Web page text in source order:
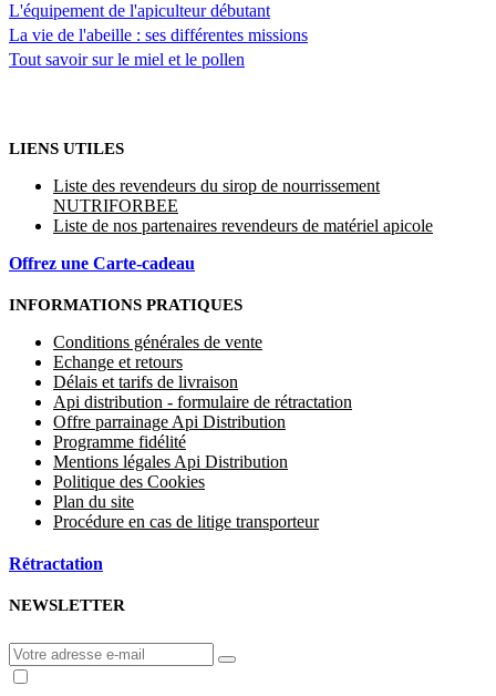
L'équipement de l'apiculteur débutant
La vie de l'abeille : ses différentes missions
Tout savoir sur le miel et le pollen
LIENS UTILES
Liste des revendeurs du sirop de nourrissement
NUTRIFORBEE
Liste de nos partenaires revendeurs de matériel apicole
Offrez une Carte-cadeau
INFORMATIONS PRATIQUES
Conditions générales de vente
Echange et retours
Délais et tarifs de livraison
Api distribution - formulaire de rétractation
Offre parrainage Api Distribution
Programme fidélité
Mentions légales Api Distribution
Politique des Cookies
Plan du site
Procédure en cas de litige transporteur
Rétractation
NEWSLETTER